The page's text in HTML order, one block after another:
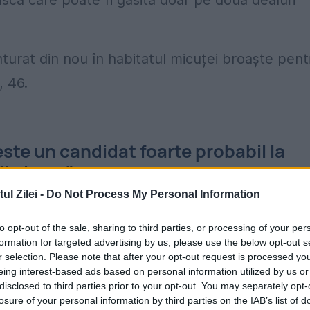
Zilei - Do Not Process My Personal Information
opt-out of the sale, sharing to third parties, or processing of your
for targeted advertising by us, please use the below opt-out
selection. Please note that after your opt-out request is processed
interest-based ads based on personal information utilized by us
to third parties prior to your opt-out. You may separately
of your personal information by third parties on the IAB’s list of
din nou în habitatul micuței broaște
46.
un candidat foarte probabil la
lume"
sexuală. Ei au descoperit cămasculii
erau mai mari, cu puțin peste 8 mm.
adult măsurat în timpul cercetării avea doar
decât cea mai mică broască observată